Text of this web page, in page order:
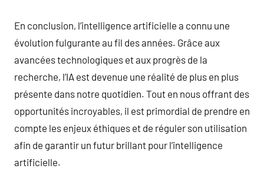
En conclusion, l’intelligence artificielle a connu une
évolution fulgurante au fil des années. Grâce aux
avancées technologiques et aux progrès de la
recherche, l’IA est devenue une réalité de plus en plus
présente dans notre quotidien. Tout en nous offrant des
opportunités incroyables, il est primordial de prendre en
compte les enjeux éthiques et de réguler son utilisation
afin de garantir un futur brillant pour l’intelligence
artificielle.